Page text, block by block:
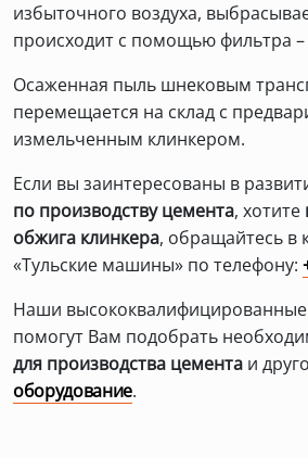
избыточного воздуха,
происходит с помощью фильтра –
Осаженная пыль шнековым
перемещается на склад с
измельченным клинкером.
Если вы заинтересованы в
по производству цемента, хотите
обжига клинкера, обращайтесь в
«Тульские машины» по телефону:
Наши
помогут Вам подобрать
для производства цемента и
оборудование.